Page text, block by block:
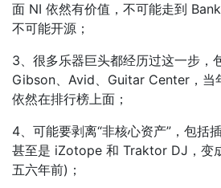
面 NI 依然有价值，不可能走到
不可能开源；
3、很多乐器巨头都经历过这一步，
Gibson、Avid、Guitar Center，当
依然在排行榜上面；
4、可能要剥离“非核心资产”，包括
甚至是 iZotope 和 Traktor DJ，变
五六年前)；